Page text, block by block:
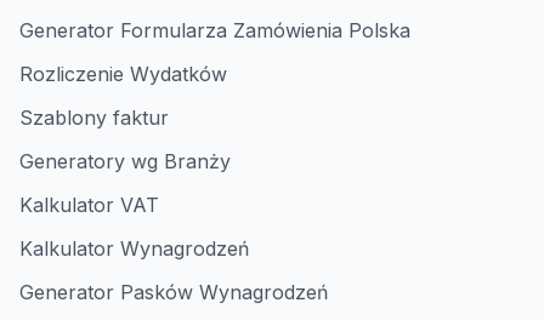
Generator Formularza Zamówienia Polska
Rozliczenie Wydatków
Szablony faktur
Generatory wg Branży
Kalkulator VAT
Kalkulator Wynagrodzeń
Generator Pasków Wynagrodzeń